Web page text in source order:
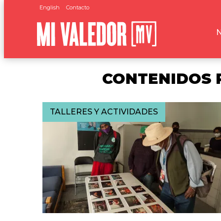
English Contacto
CONTENIDOS
TALLERES Y ACTIVIDADES